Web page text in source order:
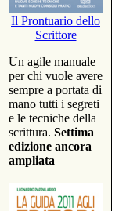
Il Prontuario dello
Scrittore
Un agile manuale
per chi vuole avere
sempre a portata di
mano tutti i segreti
e le tecniche della
scrittura. Settima
edizione ancora
ampliata